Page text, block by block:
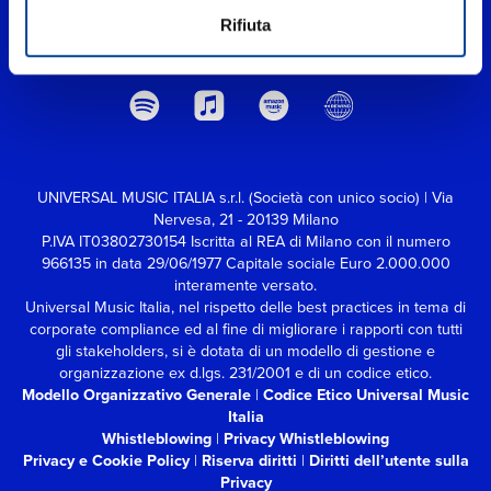
Rifiuta
UNIVERSAL MUSIC ITALIA s.r.l. (Società con unico socio) | Via
Nervesa, 21 - 20139 Milano
P.IVA IT03802730154 Iscritta al REA di Milano con il numero
966135 in data 29/06/1977Capitale sociale Euro 2.000.000
interamente versato.
Universal Music Italia, nel rispetto delle best practices in tema di
corporate compliance ed al fine di migliorare i rapporti con tutti
gli stakeholders,si è dotata di un modello di gestione e
organizzazione ex d.lgs. 231/2001 e di un codice etico.
Modello Organizzativo Generale | Codice Etico Universal Music
Italia
Whistleblowing | Privacy Whistleblowing
Privacy e Cookie Policy| Riserva diritti | Diritti dell’utente sulla
Privacy